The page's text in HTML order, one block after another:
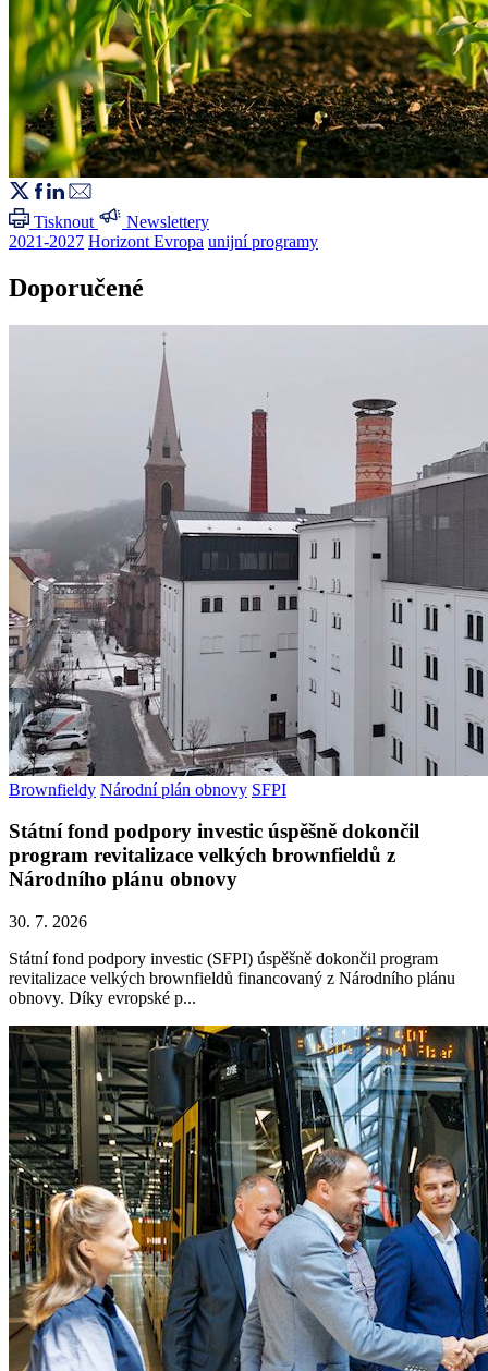
Tisknout
Newslettery
2021-2027 Horizont Evropa unijní programy
Doporučené
Brownfieldy Národní plán obnovy SFPI
Státní fond podpory investic úspěšně dokončil
program revitalizace velkých brownfieldů z
Národního plánu obnovy
30. 7. 2026
Státní fond podpory investic (SFPI) úspěšně dokončil program
revitalizace velkých brownfieldů financovaný z Národního plánu
obnovy. Díky evropské p...